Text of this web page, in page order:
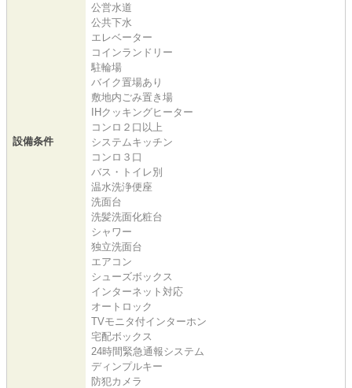
設備条件
公営水道
公共下水
エレベーター
コインランドリー
駐輪場
バイク置場あり
敷地内ごみ置き場
IHクッキングヒーター
コンロ２口以上
システムキッチン
コンロ３口
バス・トイレ別
温水洗浄便座
洗面台
洗髪洗面化粧台
シャワー
独立洗面台
エアコン
シューズボックス
インターネット対応
オートロック
TVモニタ付インターホン
宅配ボックス
24時間緊急通報システム
ディンプルキー
防犯カメラ